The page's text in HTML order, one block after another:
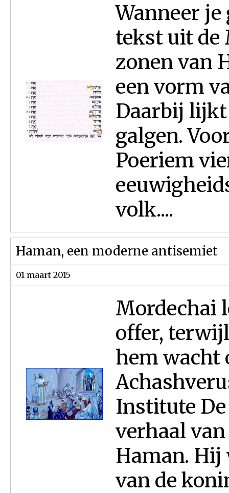
Wanneer
tekst uit de
zonen van
een vorm
Daarbij lijkt
galgen.
Poeriem
volk....
Haman, een moderne antisemiet
01 maart 2015
Mordechai
offer,
hem wacht
Institute
verhaal
Haman.
van de